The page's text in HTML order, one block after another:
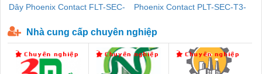
Dây Phoenix Contact FLT-SEC-
Phoenix Contact PLT-SEC-T3-
Nhà cung cấp chuyên nghiệp